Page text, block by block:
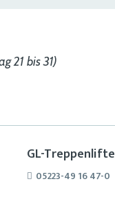
21 bis 31)
GL-Treppenlifte
05223-49 16 47-0